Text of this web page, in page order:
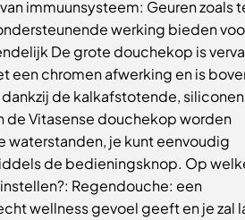
immuunsysteem: Geuren zoals
werking bieden
De grote douchekop is
een chromen afwerking en is
de kalkafstotende, siliconen
de Vitasense douchekop worden
je kunt eenvoudig
de bedieningsknop. Op
Regendouche: een
wellness gevoel geeft en je zal